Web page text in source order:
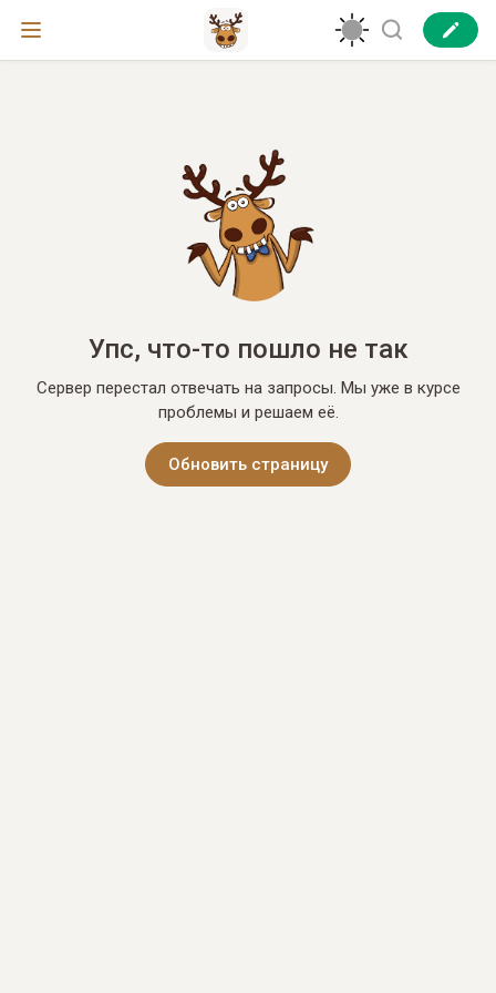
Упс, что-то пошло не так
Сервер перестал отвечать на запросы. Мы уже в курсе
проблемы и решаем её.
Обновить страницу